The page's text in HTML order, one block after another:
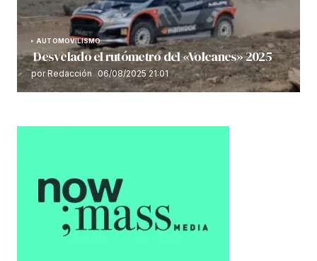
AUTOMOVILISMO
Desvelado el rutómetro del «Volcanes» 2025
por Redacción 06/08/2025 21:01